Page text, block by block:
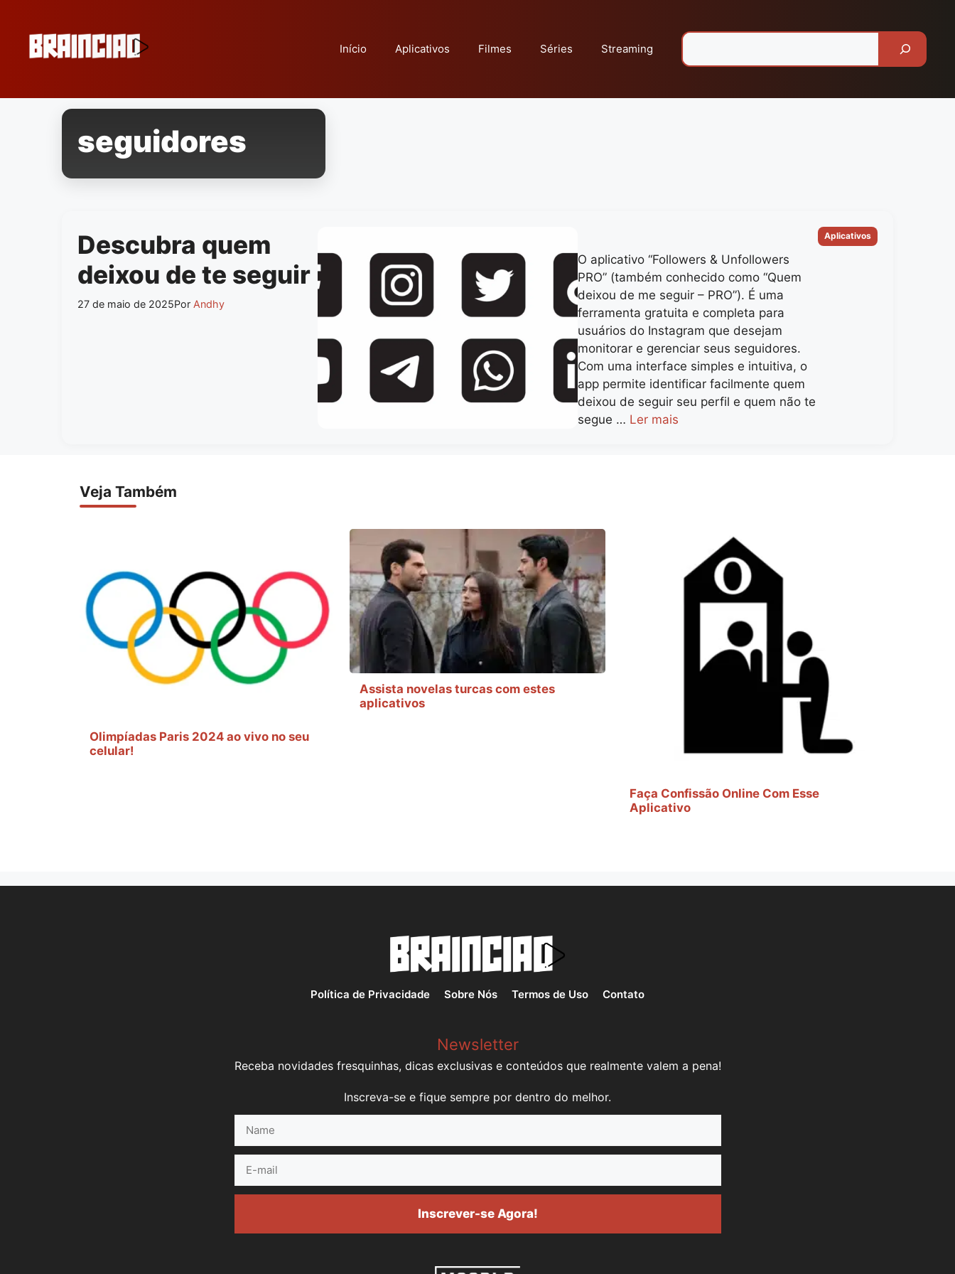
conteúdo
Início Aplicativos Filmes Séries Streaming
seguidores
Descubra quem
deixou de te seguir
27 de maio de 2025Por Andhy
O aplicativo “Followers & Unfollowers
PRO” (também conhecido como “Quem
deixou de me seguir – PRO”). É uma
ferramenta gratuita e completa para
usuários do Instagram que desejam
monitorar e gerenciar seus seguidores.
Com uma interface simples e intuitiva, o
app permite identificar facilmente quem
deixou de seguir seu perfil e quem não te
segue … Ler mais
Categorias
Aplicativos
Veja Também
Olimpíadas Paris 2024 ao vivo no seu
celular!
Assista novelas turcas com estes
aplicativos
Faça Confissão Online Com Esse
Aplicativo
Política de Privacidade Sobre Nós Termos de Uso Contato
Newsletter
Receba novidades fresquinhas, dicas exclusivas e conteúdos que realmente valem a pena!
Inscreva-se e fique sempre por dentro do melhor.
mail
Inscrever-se Agora!